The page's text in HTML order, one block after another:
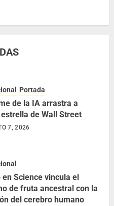
Portada
de la IA arrastra a
de Wall Street
7, 2026
en Science vincula el
de fruta ancestral con la
del cerebro humano